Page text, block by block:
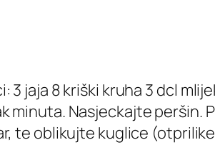
jaja 8 kriški kruha 3 dcl
minuta. Nasjeckajte peršin.
te oblikujte kuglice